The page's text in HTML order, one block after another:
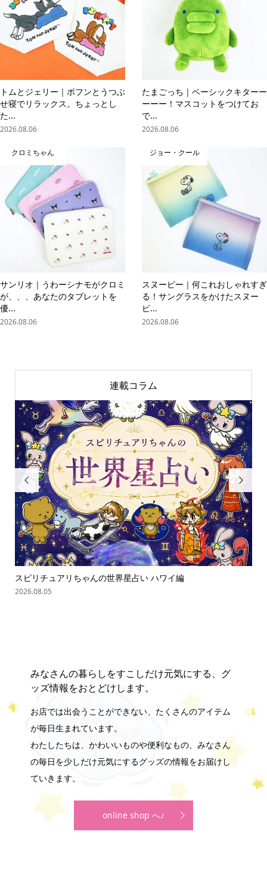
トムとジェリー｜ポフンとうつぶ
せ寝でリラックス。ちょっとし
た...
2026.08.06
たまごっち｜ベーシックキターー
ーーー！マスコットをつけてお
で...
2026.08.06
クロミちゃん
サンリオ｜うわーシナモがクロミ
が、、、あなたのタブレットを
優...
2026.08.06
ジョー・クール
スヌーピー｜何これおしゃれすぎ
る！サングラスをかけたスヌー
ピ...
2026.08.06
連載コラム

スピリチュアリちゃんの世界星占い ハワイ編
2026.08.05

みなさんの暮らしをすこしだけ元気にする、グ
ッズ情報をおとどけします。
お店では出会うことができない、たくさんのアイテム
が毎日生まれています。
わたしたちは、かわいいものや便利なもの、みなさん
の毎日を少しだけ元気にするグッズの情報をお届けし
ていきます。
online shop へ♪